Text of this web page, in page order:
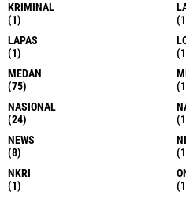
KRIMINAL
(1)
LAPAS
(1)
MEDAN
(75)
NASIONAL
(24)
NEWS
(8)
NKRI
(1)